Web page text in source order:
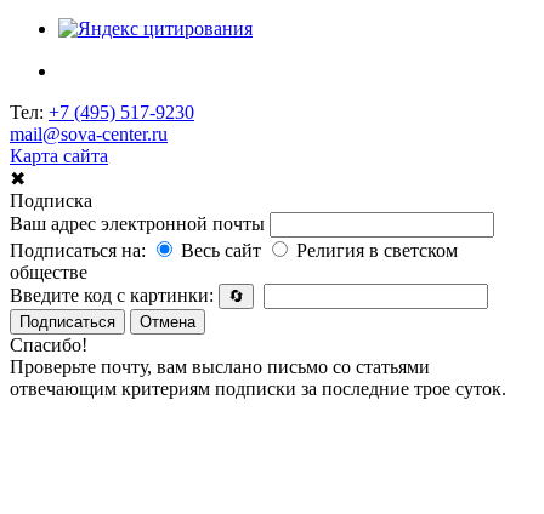
Тел: +7 (495) 517-9230
mail@sova-center.ru
Карта сайта
✖
Подписка
Ваш адрес электронной почты
Подписаться на:
Весь сайт
Религия в светском
обществе
Введите код с картинки:
🔄
Подписаться
Отмена
Спасибо!
Проверьте почту, вам выслано письмо со статьями
отвечающим критериям подписки за последние трое суток.